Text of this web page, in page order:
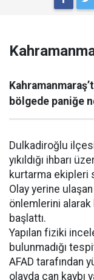
bölgede paniğe
Dulkadiroğlu ilçesi
yıkıldığı ihbarı
kurtarma ekipleri
Olay yerine
önlemlerini alarak
başlattı.
Yapılan fiziki
bulunmadığı
AFAD tarafından
olayda can kaybı